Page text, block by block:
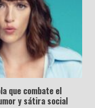
que combate el
y sátira social